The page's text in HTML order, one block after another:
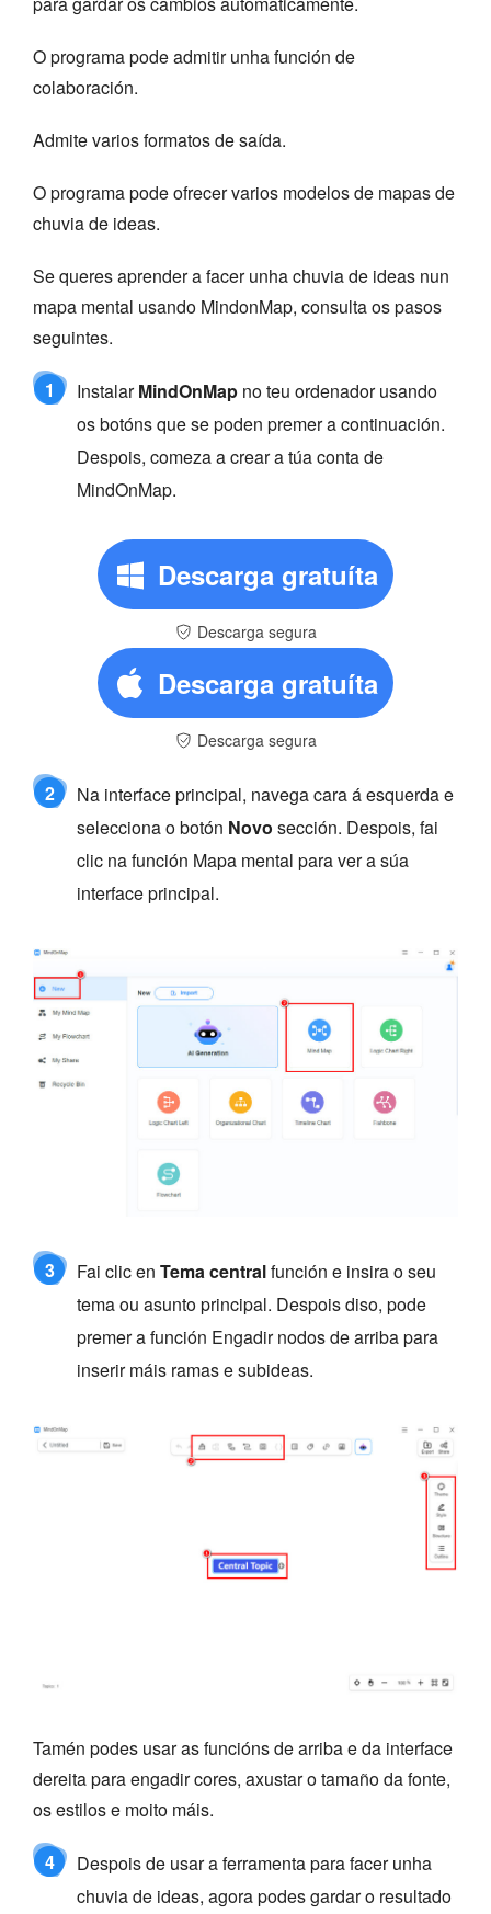
O programa pode admitir unha función de
colaboración.
Admite varios formatos de saída.
O programa pode ofrecer varios modelos de mapas de
chuvia de ideas.
Se queres aprender a facer unha chuvia de ideas nun
mapa mental usando MindonMap, consulta os pasos
seguintes.
1 InstalarMindOnMap no teu ordenador usando
os botóns que se poden premer a continuación.
Despois, comeza a crear a túa conta de
MindOnMap.
Descarga gratuíta
Descarga segura
Descarga gratuíta
Descarga segura
2
Na interface principal, navega cara á esquerda e
selecciona o botón Novo sección. Despois, fai
clic na función Mapa mental para ver a súa
interface principal.
3 Fai clic en Tema centralfunción e insira o seu
tema ou asunto principal. Despois diso, pode
premer a función Engadir nodos de arriba para
inserir máis ramas e subideas.
Tamén podes usar as funcións de arriba e da interface
dereita para engadir cores, axustar o tamaño da fonte,
os estilos e moito máis.
4
Despois de usar a ferramenta para facer unha
chuvia de ideas, agora podes gardar o resultado